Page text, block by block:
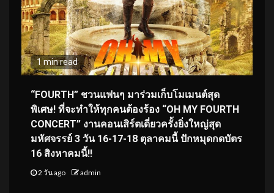
1 min read
“FOURTH” ชวนแฟนๆ มาร่วมเก็บโมเมนต์สุด
พิเศษ! ที่จะทำให้ทุกคนต้องร้อง “OH MY FOURTH
CONCERT” งานคอนเสิร์ตเดี่ยวครั้งยิ่งใหญ่สุด
มหัศจรรย์ 3 วัน 16-17-18 ตุลาคมนี้ ปักหมุดกดบัตร
16 สิงหาคมนี้!!
2 วัน ago admin